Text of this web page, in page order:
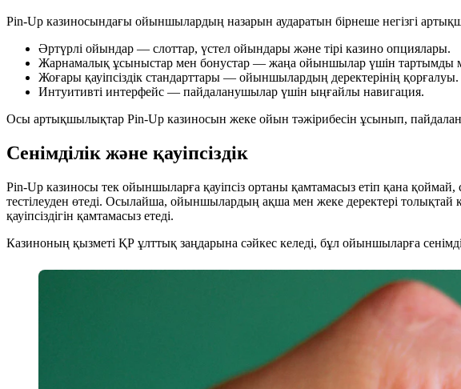
Pin-Up казиносындағы ойыншылардың назарын аударатын бірнеше негізгі
Әртүрлі ойындар — слоттар, үстел ойындары және тірі казино опциялары.
Жарнамалық ұсыныстар мен бонустар — жаңа ойыншылар үшін тартымды
Жоғары қауіпсіздік стандарттары — ойыншылардың деректерінің қорғалуы.
Интуитивті интерфейс — пайдаланушылар үшін ыңғайлы навигация.
Осы артықшылықтар Pin-Up казиносын жеке ойын тәжірибесін ұсынып,
Сенімділік және қауіпсіздік
Pin-Up казиносы тек ойыншыларға қауіпсіз ортаны қамтамасыз етіп қана
тестілеуден өтеді. Осылайша, ойыншылардың ақша мен жеке деректері
қауіпсіздігін қамтамасыз етеді.
Казиноның қызметі ҚР ұлттық заңдарына сәйкес келеді, бұл ойыншыларға